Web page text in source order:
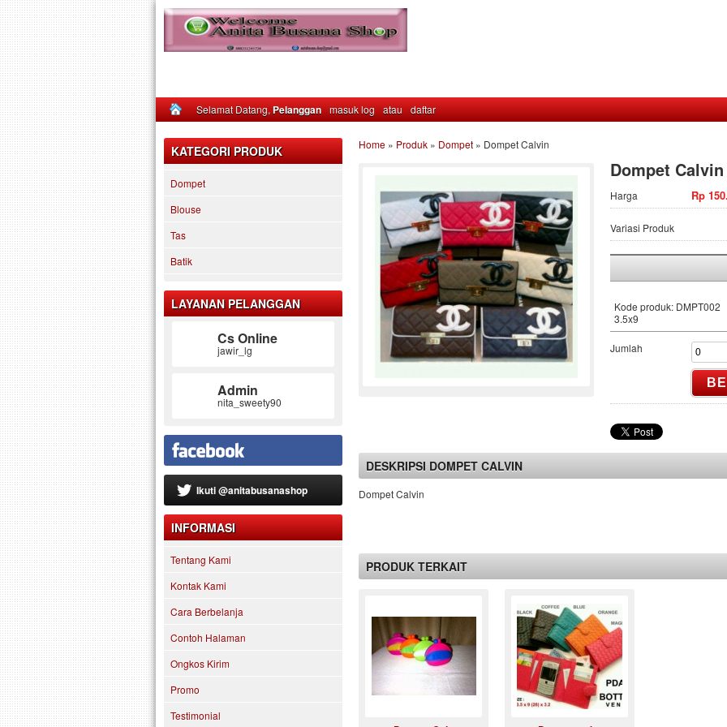
Selamat Datang,Pelanggan masuk log atau daftar
Home » Produk » Dompet » Dompet Calvin
Dompet Calvin
Harga Rp
Variasi Produk
Kode produk: DMPT002
3.5x9
Jumlah
DESKRIPSI DOMPET CALVIN
Dompet Calvin
PRODUK TERKAIT
KATEGORI PRODUK
Dompet
Blouse
Tas
Batik
LAYANAN PELANGGAN
Cs Online
jawir_lg
Admin
nita_sweety90
Ikuti @anitabusanashop
INFORMASI
Tentang Kami
Kontak Kami
Cara Berbelanja
Contoh Halaman
Ongkos Kirim
Promo
Testimonial